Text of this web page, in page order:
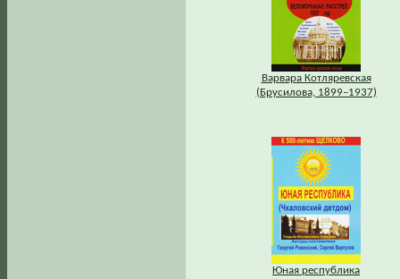
Варвара Котляревская
(Брусилова, 1899–1937)
Юная республика